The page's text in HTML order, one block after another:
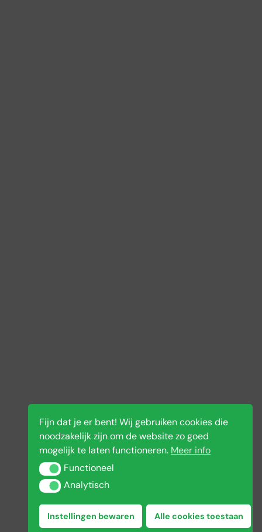
Fijn dat je er bent! Wij gebruiken cookies die
noodzakelijk zijn om de website zo goed
mogelijk te laten functioneren. Meer info
FunctioneelFunctioneel
AnalytischAnalytisch
Instellingen bewaren Alle cookies toestaan